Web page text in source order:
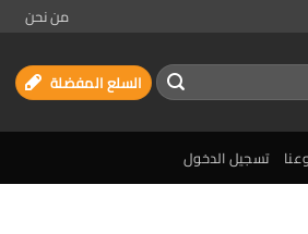
من نحن
السلع المفضلة
تسجيل الدخول